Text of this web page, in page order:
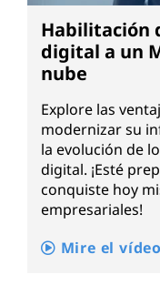
Habilitación
digital a un
nube
Explore las
modernizar su
la evolución de
digital. ¡Esté
conquiste hoy
empresariales!
Mire el vídeo